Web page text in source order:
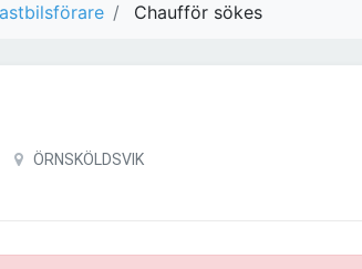
Chaufför sökes
ÖRNSKÖLDSVIK